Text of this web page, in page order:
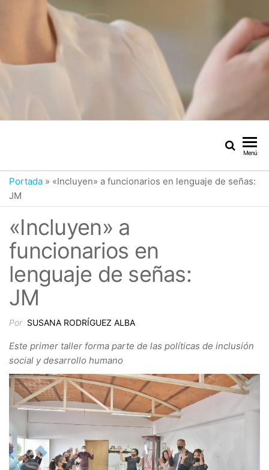
Menú
Portada » «Incluyen» a funcionarios en lenguaje de señas:
JM
«Incluyen» a
funcionarios en
lenguaje de señas:
JM
Por SUSANA RODRÍGUEZ ALBA
Este primer taller forma parte de las políticas de inclusión
social y desarrollo humano